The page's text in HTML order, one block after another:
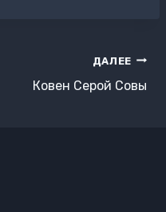
ДАЛЕЕ
Ковен Серой Совы